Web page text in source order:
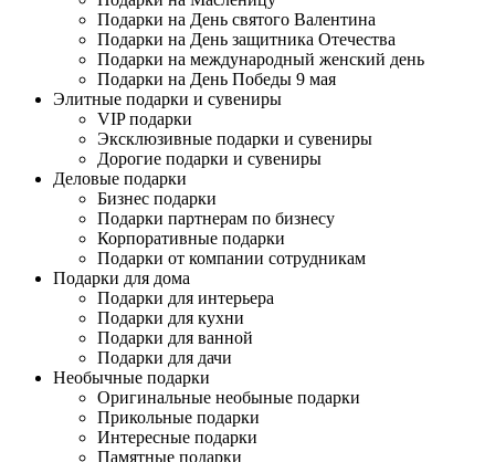
Подарки на День святого Валентина
Подарки на День защитника Отечества
Подарки на международный женский день
Подарки на День Победы 9 мая
Элитные подарки и сувениры
VIP подарки
Эксклюзивные подарки и сувениры
Дорогие подарки и сувениры
Деловые подарки
Бизнес подарки
Подарки партнерам по бизнесу
Корпоративные подарки
Подарки от компании сотрудникам
Подарки для дома
Подарки для интерьера
Подарки для кухни
Подарки для ванной
Подарки для дачи
Необычные подарки
Оригинальные необыные подарки
Прикольные подарки
Интересные подарки
Памятные подарки